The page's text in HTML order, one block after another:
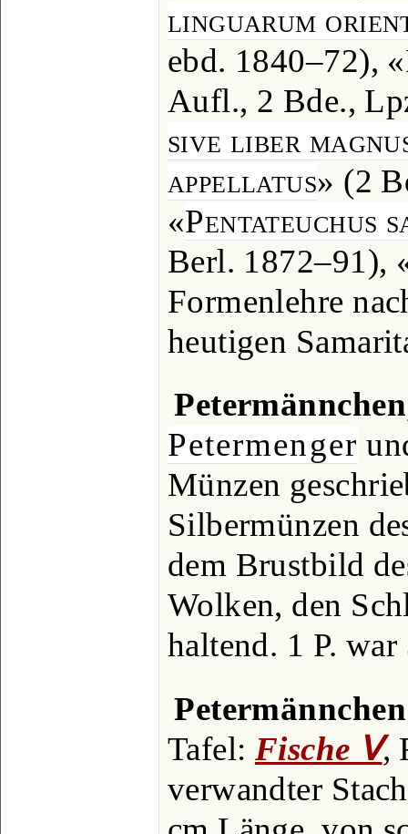
linguarum
ebd. 1840‒72),
Aufl., 2 Bde.,
sive liber
appellatus» (2
«Pentateuchus
Berl. 1872‒91),
Formenlehre
heutigen
Petermännchen
Petermenger
Münzen
Silbermünzen
dem Brustbild
Wolken, den
haltend. 1 P.
Petermännchen
Tafel: Fische Ⅴ,
verwandter